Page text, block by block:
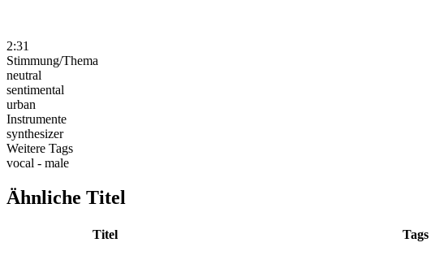
2:31
Stimmung/Thema
neutral
sentimental
urban
Instrumente
synthesizer
Weitere Tags
vocal - male
Ähnliche Titel
Titel Tags